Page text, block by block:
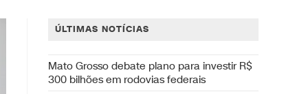
ÚLTIMAS NOTÍCIAS
Mato Grosso debate plano para investir R$
300 bilhões em rodovias federais